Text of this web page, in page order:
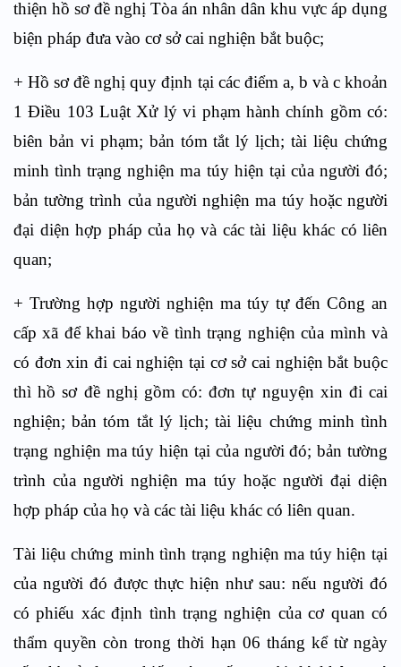
thiện hồ sơ đề nghị Tòa án nhân dân khu vực áp dụng
biện pháp đưa vào cơ sở cai nghiện bắt buộc;
+ Hồ sơ đề nghị quy định tại các điểm a, b và c khoản
1 Điều 103 Luật Xử lý vi phạm hành chính gồm có:
biên bản vi phạm; bản tóm tắt lý lịch; tài liệu chứng
minh tình trạng nghiện ma túy hiện tại của người đó;
bản tường trình của người nghiện ma túy hoặc người
đại diện hợp pháp của họ và các tài liệu khác có liên
quan;
+ Trường hợp người nghiện ma túy tự đến Công an
cấp xã để khai báo về tình trạng nghiện của mình và
có đơn xin đi cai nghiện tại cơ sở cai nghiện bắt buộc
thì hồ sơ đề nghị gồm có: đơn tự nguyện xin đi cai
nghiện; bản tóm tắt lý lịch; tài liệu chứng minh tình
trạng nghiện ma túy hiện tại của người đó; bản tường
trình của người nghiện ma túy hoặc người đại diện
hợp pháp của họ và các tài liệu khác có liên quan.
Tài liệu chứng minh tình trạng nghiện ma túy hiện tại
của người đó được thực hiện như sau: nếu người đó
có phiếu xác định tình trạng nghiện của cơ quan có
thẩm quyền còn trong thời hạn 06 tháng kể từ ngày